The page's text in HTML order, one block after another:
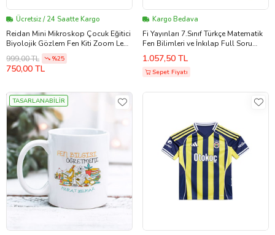
Ücretsiz / 24 Saatte Kargo
Reidan Mini Mikroskop Çocuk Eğitici
Biyolojik Gözlem Fen Kiti Zoom Led
Işıklı 100x 400x 1200x ST1200X
999,00 TL %25
750,00 TL
Kargo Bedava
Fi Yayınları 7.Sınıf Türkçe Matematik
Fen Bilimleri ve İnkılap Full Soru
Bankası Seti 4 Kitap
1.057,50 TL
Sepet Fiyatı
TASARLANABİLİR